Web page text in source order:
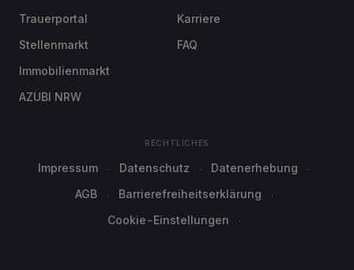
Trauerportal
Stellenmarkt
Immobilienmarkt
AZUBI NRW
Karriere
FAQ
RECHTLICHES
Impressum Datenschutz
Datenerhebung
AGB
Barrierefreiheitserklärung
Cookie-Einstellungen